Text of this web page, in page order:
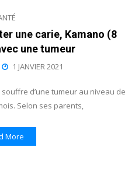
une carie, Kamano (8
une tumeur
1 JANVIER 2021
d’une tumeur au niveau de
Selon ses parents,
More